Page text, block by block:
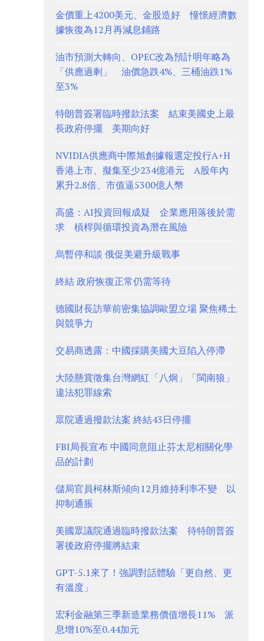
金價重上4200美元、金股造好 憧憬經濟數
據恢復為12月再減息鋪路
油市預測大轉向、OPEC改為預計明年略為
「供應過剩」 油價急跌4%、三桶油跌1%
至3%
特朗普簽署臨時撥款法案 結束美國史上最
長政府停擺 美期向好
NVIDIA供應商中際旭創據報選定投行A+H
香港上市、擬集至少234億港元 A股年內
累升2.8倍、市值逼5300億人幣
高盛：AI投資回報成疑 企業應用落後於需
求 槓桿與循環投資為潛在風險
烏暫停和談 俄促美避升級戰事
終結 政府恢復正常仍需等待
德國財長訪華前密集協調歐盟立場 聚焦稀土
與競爭力
交易商透露：中國採購美國大豆陷入停滯
大陸懸賞徵集台灣網紅「八炯」「閩南狼」
違法犯罪線索
眾院通過撥款法案 終結43日停擺
FBI局長宣布 中國同意阻止芬太尼相關化學
品的計劃
儲局官員柯林斯傾向12月維持利率不變 以
抑制通脹
美國眾議院通過臨時撥款法案 待特朗普簽
署後政府停擺將結束
GPT-5.1來了！強調對話體驗「更自然、更
有溫度」
宏利金融第三季新造業務價值增長11% 派
息增10%至0.44加元